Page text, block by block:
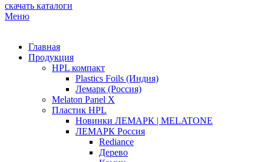
скачать каталоги
Меню
Главная
Продукция
HPL компакт
Plastics Foils (Индия)
Лемарк (Россия)
Melaton Panel X
Пластик HPL
Новинки ЛЕМАРК | MELATONE
ЛЕМАРК Россия
Rediance
Дерево